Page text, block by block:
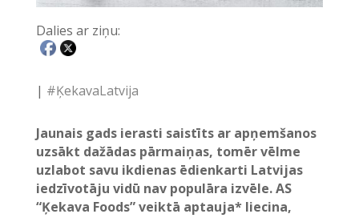
Dalies ar ziņu:
| #ĶekavaLatvija
Jaunais gads ierasti saistīts ar apņemšanos
uzsākt dažādas pārmaiņas, tomēr vēlme
uzlabot savu ikdienas ēdienkarti Latvijas
iedzīvotāju vidū nav populāra izvēle. AS
“Ķekava Foods” veiktā aptauja* liecina,